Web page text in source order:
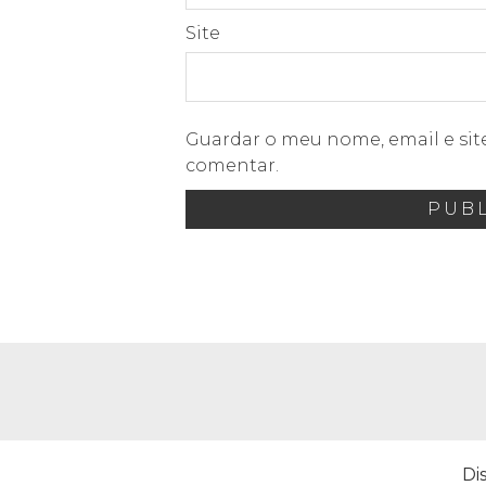
Site
Guardar o meu nome, email e
comentar.